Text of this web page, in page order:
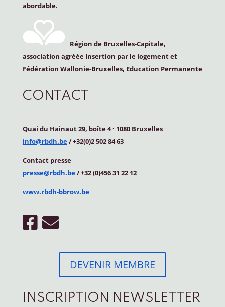
abordable.
Région de Bruxelles-Capitale,
association agréée Insertion par le logement et
Fédération Wallonie-Bruxelles, Education Permanente
CONTACT
Quai du Hainaut 29, boîte 4· 1080 Bruxelles
info@rbdh.be/ +32(0)2 502 84 63
Contact presse
presse@rbdh.be/ +32 (0)456 31 22 12
www.rbdh-bbrow.be
DEVENIR MEMBRE
INSCRIPTION NEWSLETTER